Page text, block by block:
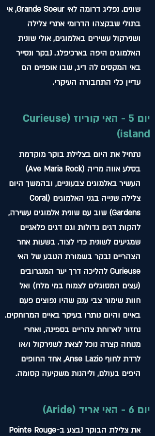
שונים. נפליג דרומה לאי Grande Soeur, אי
בתולי שבקצהו הדרומי אתרי צלילה
ושנירקול עשירים באלמוגים, אולי שונית
האלמוגים היפה בארכיפלג. נבקר ונסייר
באי המקסים לה דיג, שבו אופניים הם
עדיין כלי התחבורה העיקרי.
יום 5 - האי קוריוז (Curieuse
island)
נתחיל את היום בצלילת בוקר מוקדמת
בסלע אווה מריה (Ave Maria Rock)
העשיר באלמוגים צבעוניים, ובהמשך היום
צלילה שנייה בגני האלמוגים (Coral
Gardens) שוב עם שונית אלמוגים עשירה,
להקות דגים גדולות וגם דגים פלאגיים
שמגיעים לשונית כדי לצוד. בשעות אחר
הצהריים נבקר בשמורת הטבע של האי
Curieuse להליכה דרך יער המנגרובים
(עצים המסוגלים לצמוח במי מלח) ואל
חוות שימור צבי ענק שהיו נפוצים פעם
באיים והיום נותרו בעיקר באיים המרוחקים.
נחזור לארוחת צהריים בספינה, ואחרי
מנוחה קצרה נוכל לצאת לשנירקול ו/או
לרדת לחוף Anse Lazio, אחד החופים
היפים בעולם, וליהנות משקיעה קסומה.
יום 6 - האי אריד (Aride)
את צלילת הבוקר נבצע ב-Pointe Rouge